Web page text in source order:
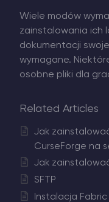
Wiele modów
zainstalowania ich
dokumentacji
wymagane.
osobne pliki dla
Related Articles
Jak
CurseForge na
Jak
SFTP
Instalacja Fabric